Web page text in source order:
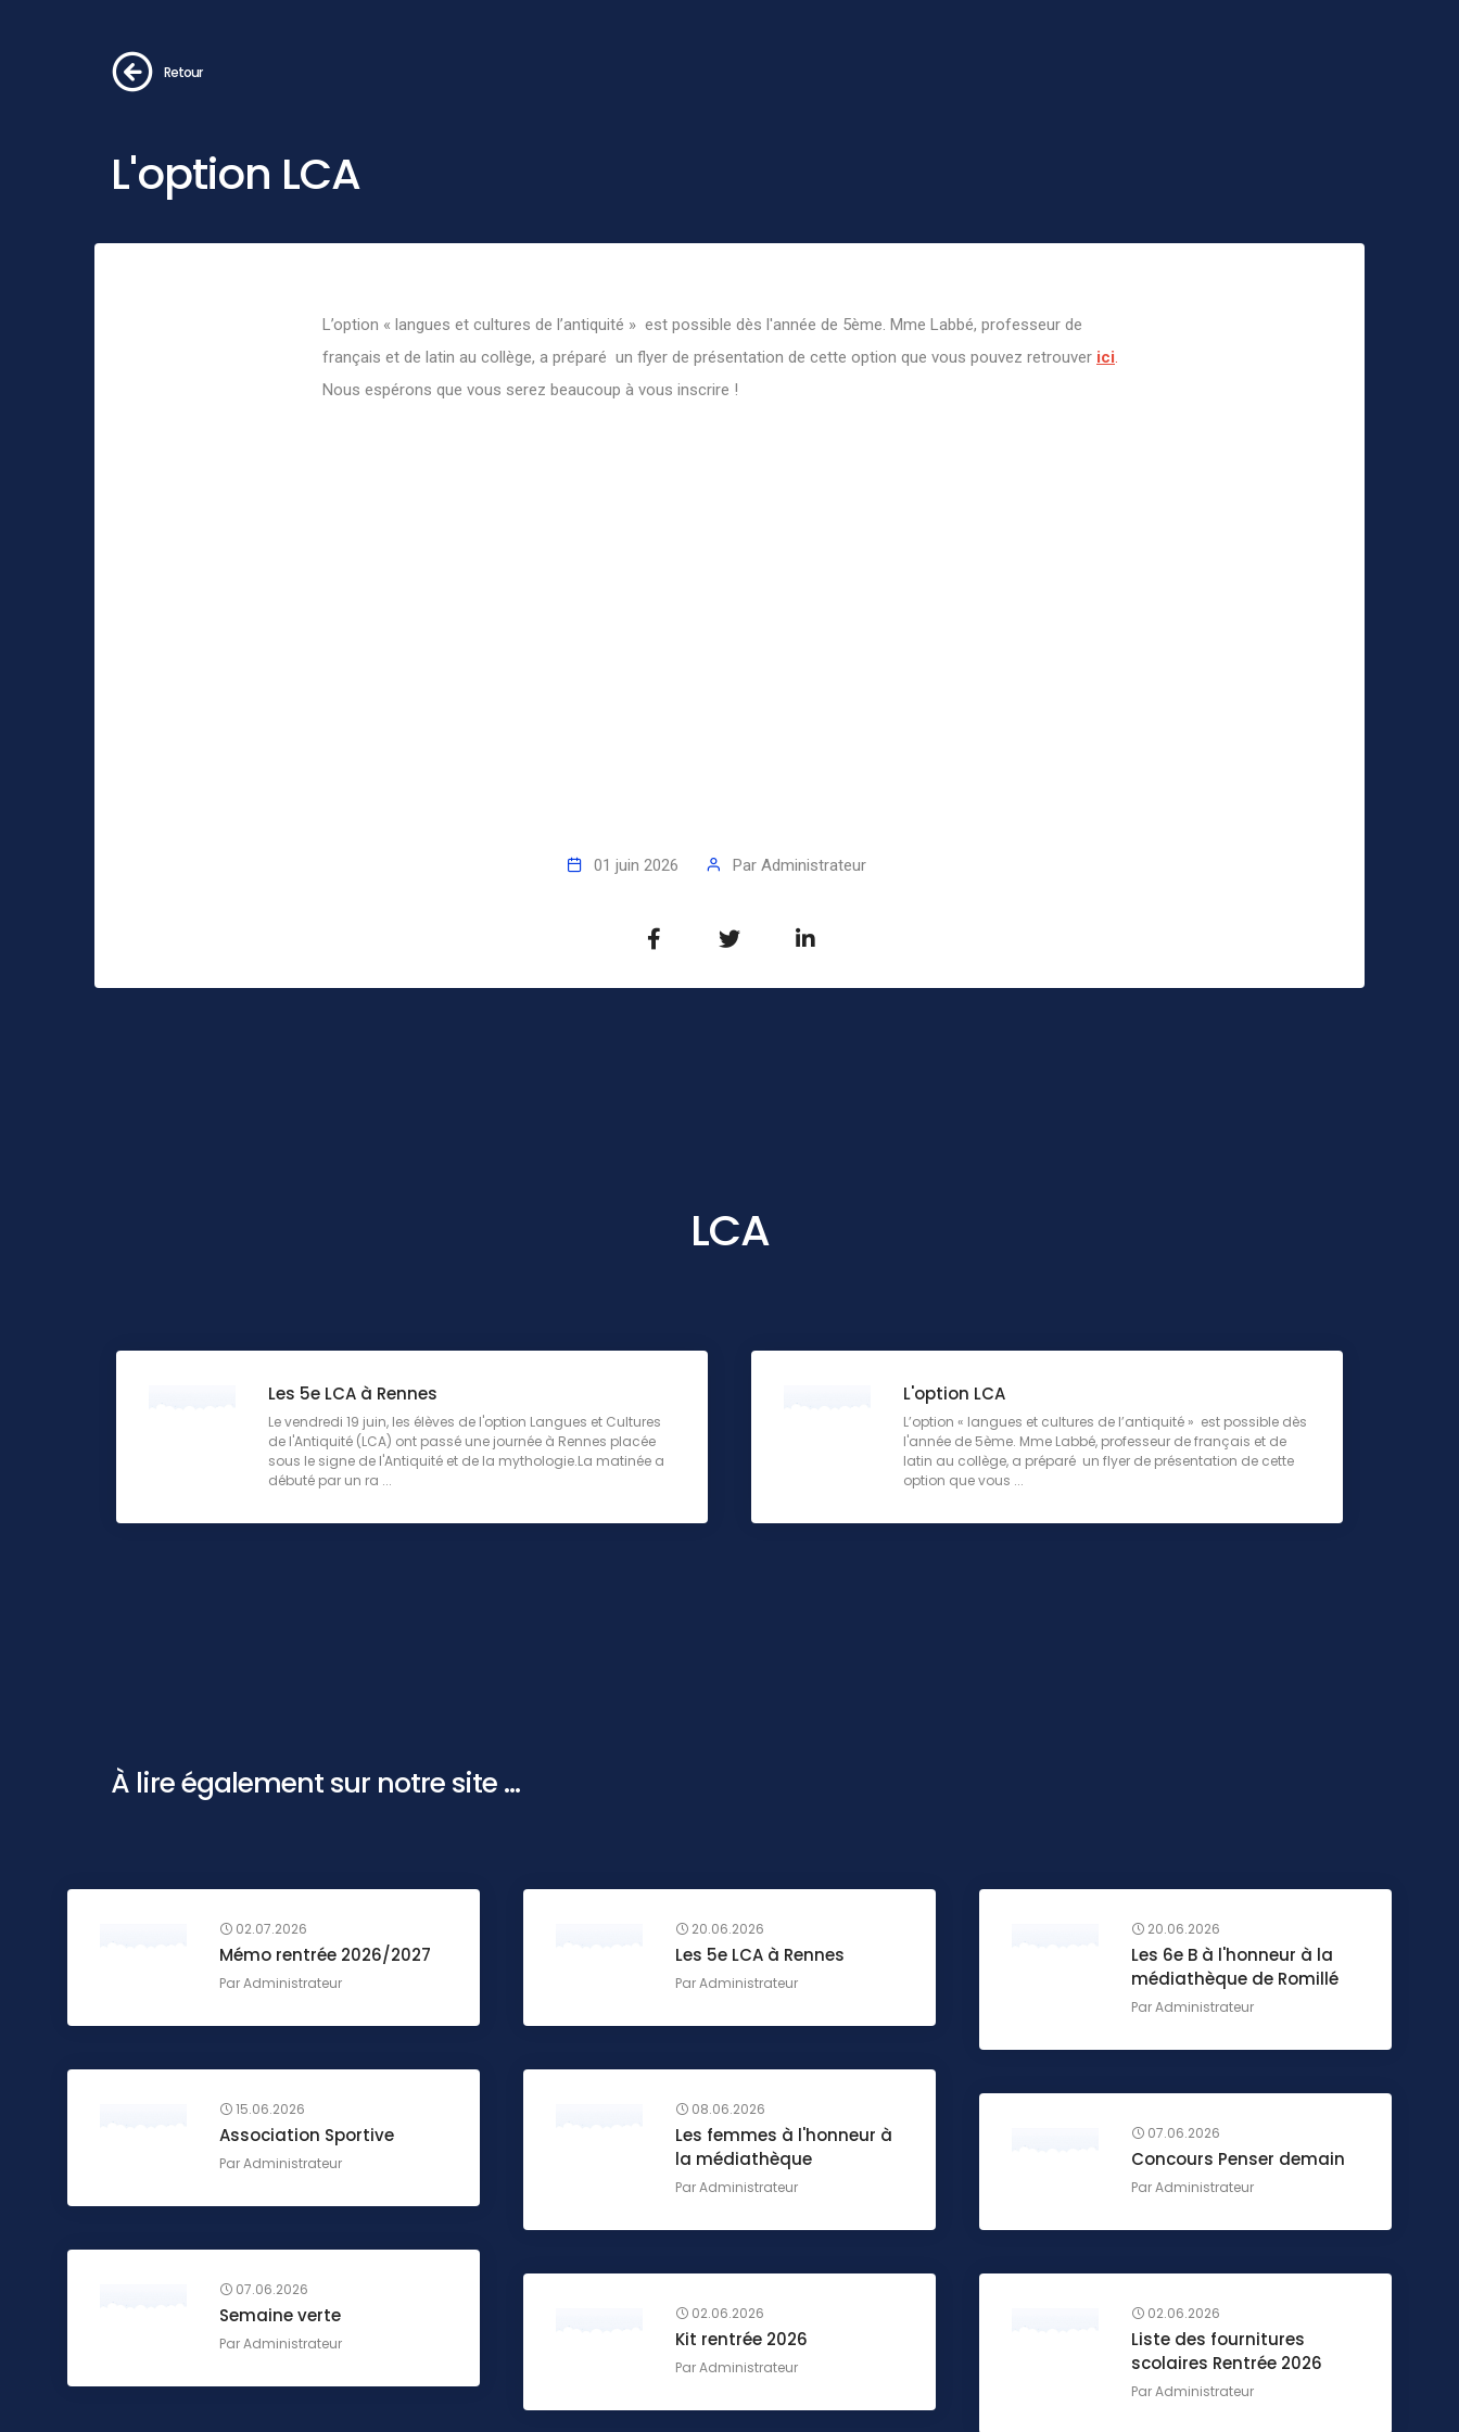
Retour
L'option LCA
L’option « langues et cultures de l’antiquité » est possible dès l'année de 5ème. Mme Labbé, professeur de
français et de latin au collège, a préparé un flyer de présentation de cette option que vous pouvez retrouver ici
Nous espérons que vous serez beaucoup à vous inscrire !
01 juin 2026 Par Administrateur
LCA
Les 5e LCA à Rennes
Le vendredi 19 juin, les élèves de l'option Langues et Cultures
de l'Antiquité (LCA) ont passé une journée à Rennes placée
sous le signe de l'Antiquité et de la mythologie.La matinée a
débuté par un ra ...
L'option LCA
L’option « langues et cultures de l’antiquité » est possible dès
l'année de 5ème. Mme Labbé, professeur de français et de
latin au collège, a préparé un flyer de présentation de cette
option que vous ...
À lire également sur notre site ...
02.07.2026
Mémo rentrée 2026/2027
ParAdministrateur
20.06.2026
Les 5e LCA à Rennes
ParAdministrateur
20.06.2026
Les 6e B à l'honneur à la
médiathèque de Romillé
ParAdministrateur
15.06.2026
Association Sportive
ParAdministrateur
08.06.2026
Les femmes à l'honneur à
la médiathèque
ParAdministrateur
07.06.2026
Concours Penser demain
ParAdministrateur
07.06.2026
Semaine verte
ParAdministrateur
02.06.2026
Kit rentrée 2026
ParAdministrateur
02.06.2026
Liste des fournitures
scolaires Rentrée 2026
ParAdministrateur